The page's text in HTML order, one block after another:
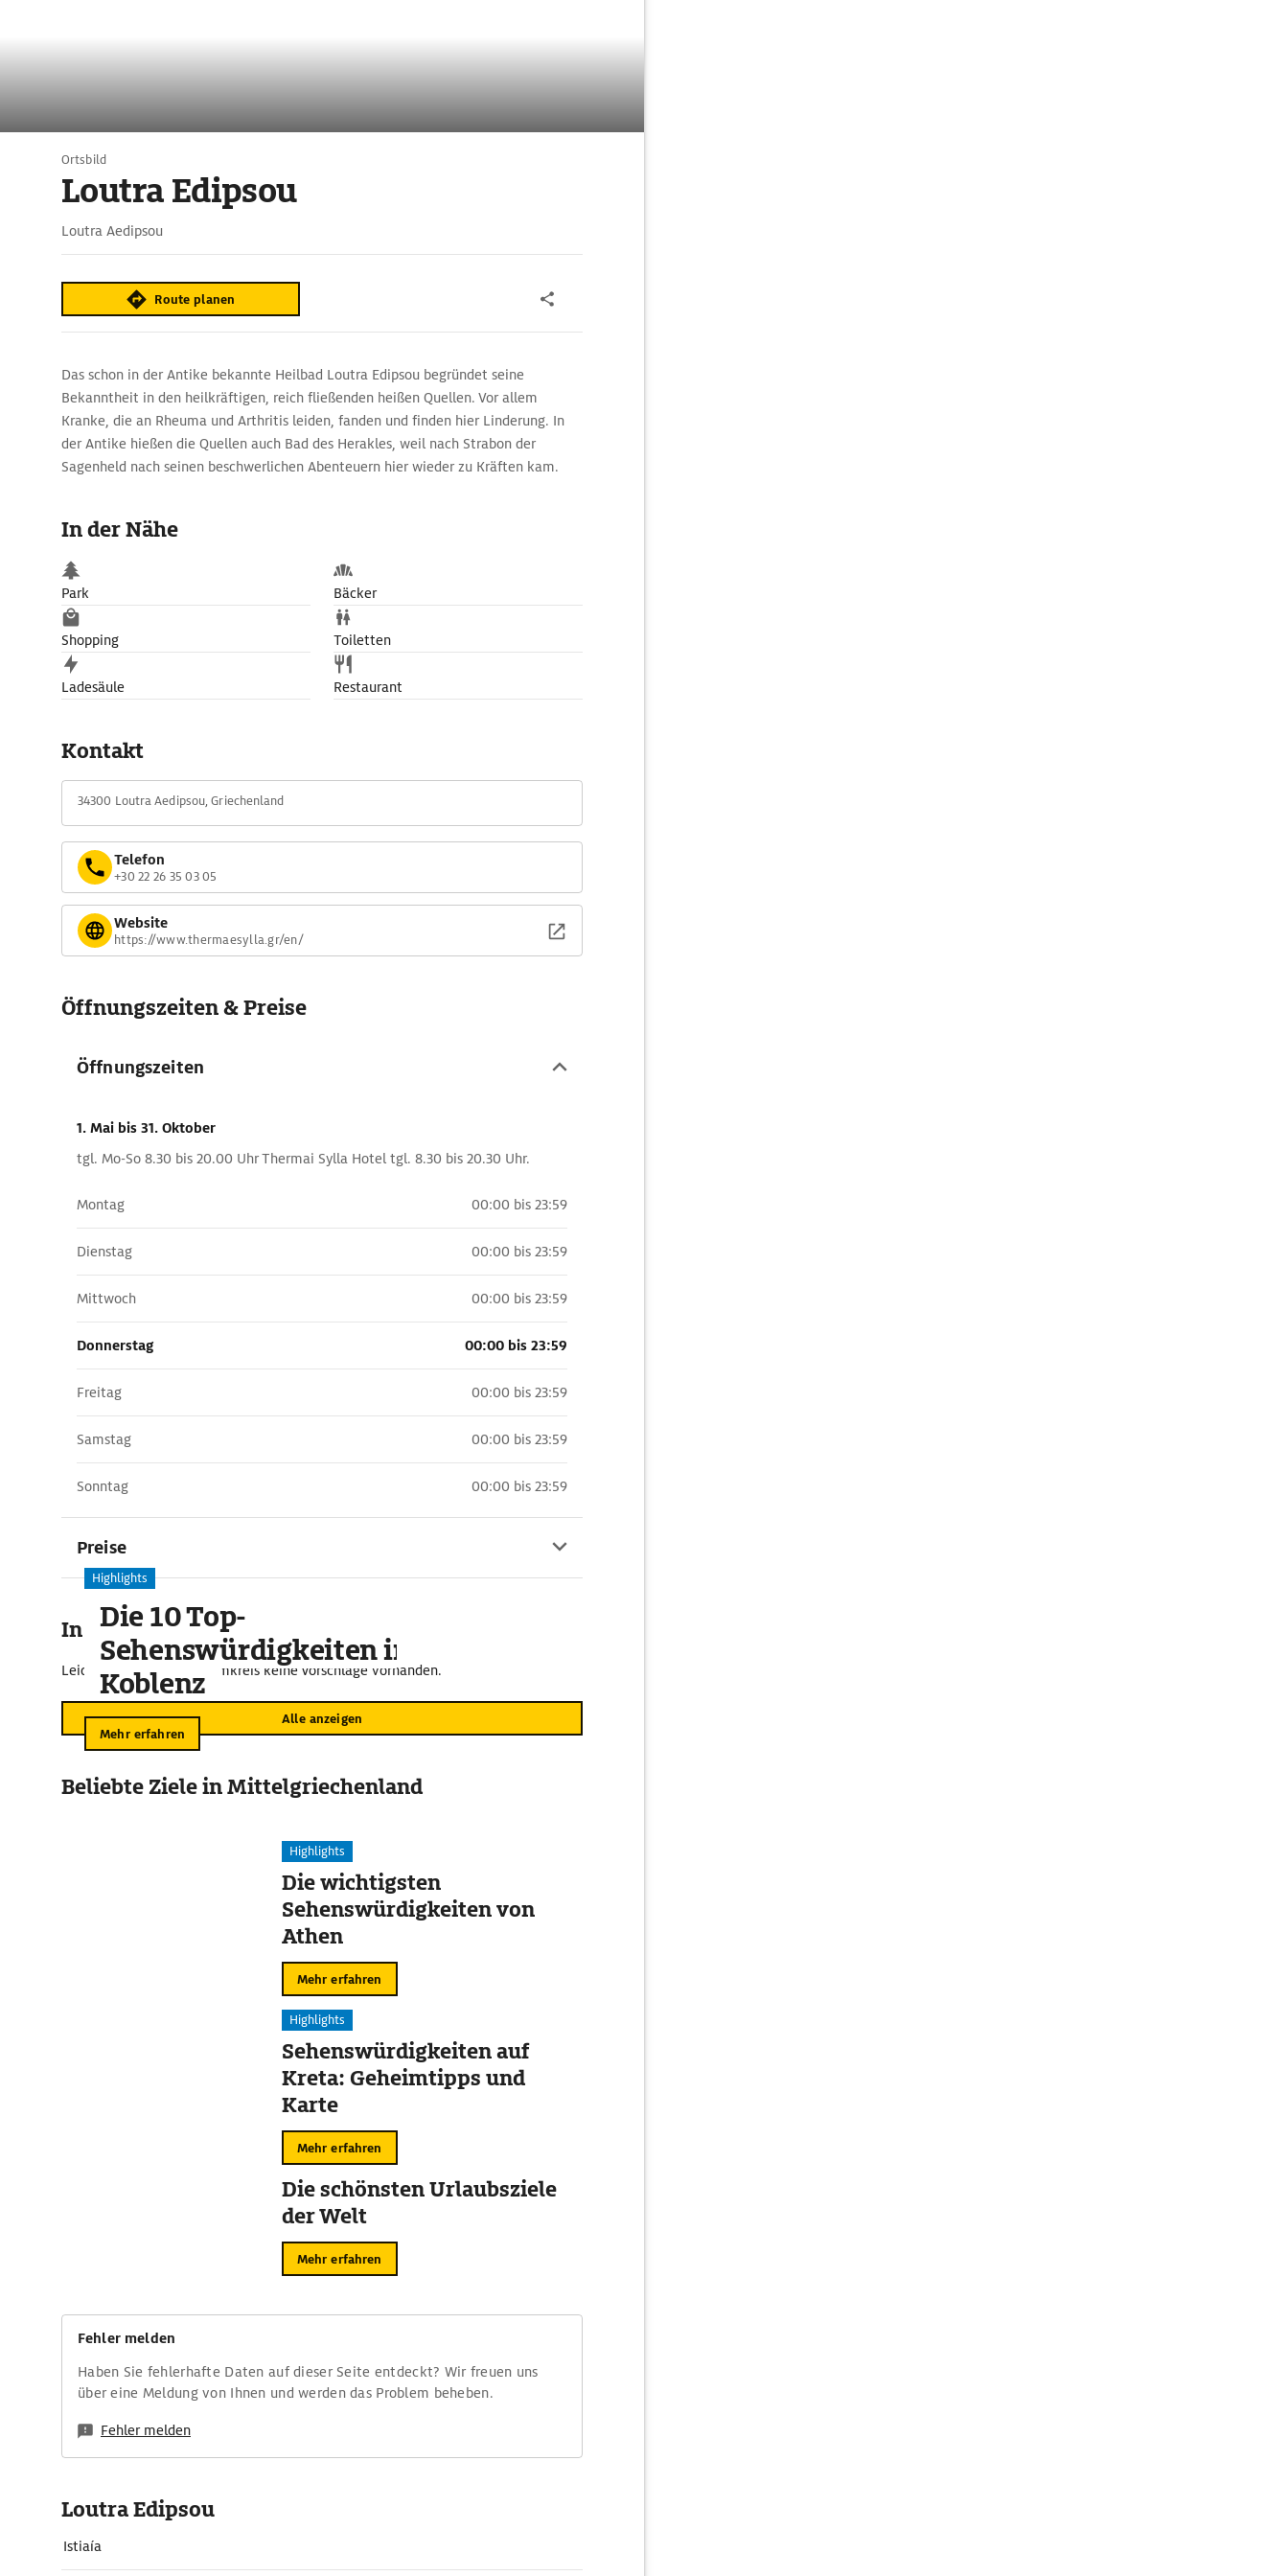
Ortsbild
Loutra Edipsou
Loutra Aedipsou
Route planen
Das schon in der Antike bekannte Heilbad Loutra Edipsou begründet seine
Bekanntheit in den heilkräftigen, reich fließenden heißen Quellen. Vor allem
Kranke, die an Rheuma und Arthritis leiden, fanden und finden hier Linderung. In
der Antike hießen die Quellen auch Bad des Herakles, weil nach Strabon der
Sagenheld nach seinen beschwerlichen Abenteuern hier wieder zu Kräften kam.
historischen Luxushotel Thermai Sylla. Eine günstigere Variante bietet das
Kurmittelhaus. Sparsame hingegen steigen am kleinen Strand unterhalb des
klassizistischen Rathauses ins Meer, wo Thermalquellen das Wasser aufheizen.
In der Nähe
Park Bäcker
Shopping Toiletten
Ladesäule Restaurant
Kontakt
34300 Loutra Aedipsou, Griechenland
Telefon
+30 22 26 35 03 05
Website
https://www.thermaesylla.gr/en/
Öffnungszeiten & Preise
Öffnungszeiten
1. Mai bis 31. Oktober
tgl. Mo-So 8.30 bis 20.00 Uhr Thermai Sylla Hotel tgl. 8.30 bis 20.30 Uhr.
Montag 00:00 bis 23:59
Dienstag 00:00 bis 23:59
Mittwoch 00:00 bis 23:59
Donnerstag 00:00 bis 23:59
Freitag 00:00 bis 23:59
Samstag 00:00 bis 23:59
Sonntag 00:00 bis 23:59
Preise
In der Umgebung
Leider sind im näheren Umkreis keine Vorschläge vorhanden.
Alle anzeigen
Highlights
Die 10 Top-
Sehenswürdigkeiten in
Koblenz
Mehr erfahren
Beliebte Ziele in Mittelgriechenland
Highlights
Die wichtigsten
Sehenswürdigkeiten von
Athen
Mehr erfahren
Highlights
Sehenswürdigkeiten auf
Kreta: Geheimtipps und
Karte
Mehr erfahren
Die schönsten Urlaubsziele
der Welt
Mehr erfahren
Fehler melden
Haben Sie fehlerhafte Daten auf dieser Seite entdeckt? Wir freuen uns
über eine Meldung von Ihnen und werden das Problem beheben.
Fehler melden
Loutra Edipsou
Istiaía